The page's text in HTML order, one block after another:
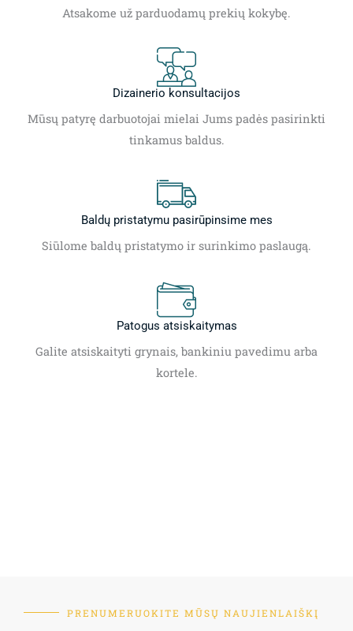
Atsakome už parduodamų prekių kokybę.
Dizainerio konsultacijos
Mūsų patyrę darbuotojai mielai Jums padės pasirinkti
tinkamus baldus.
Baldų pristatymu pasirūpinsime mes
Siūlome baldų pristatymo ir surinkimo paslaugą.
Patogus atsiskaitymas
Galite atsiskaityti grynais, bankiniu pavedimu arba
kortele.
PRENUMERUOKITE MŪSŲ NAUJIENLAIŠKĮ